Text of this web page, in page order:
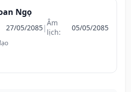
Ngọ
27/05/2085|Âm
lịch:
05/05/2085